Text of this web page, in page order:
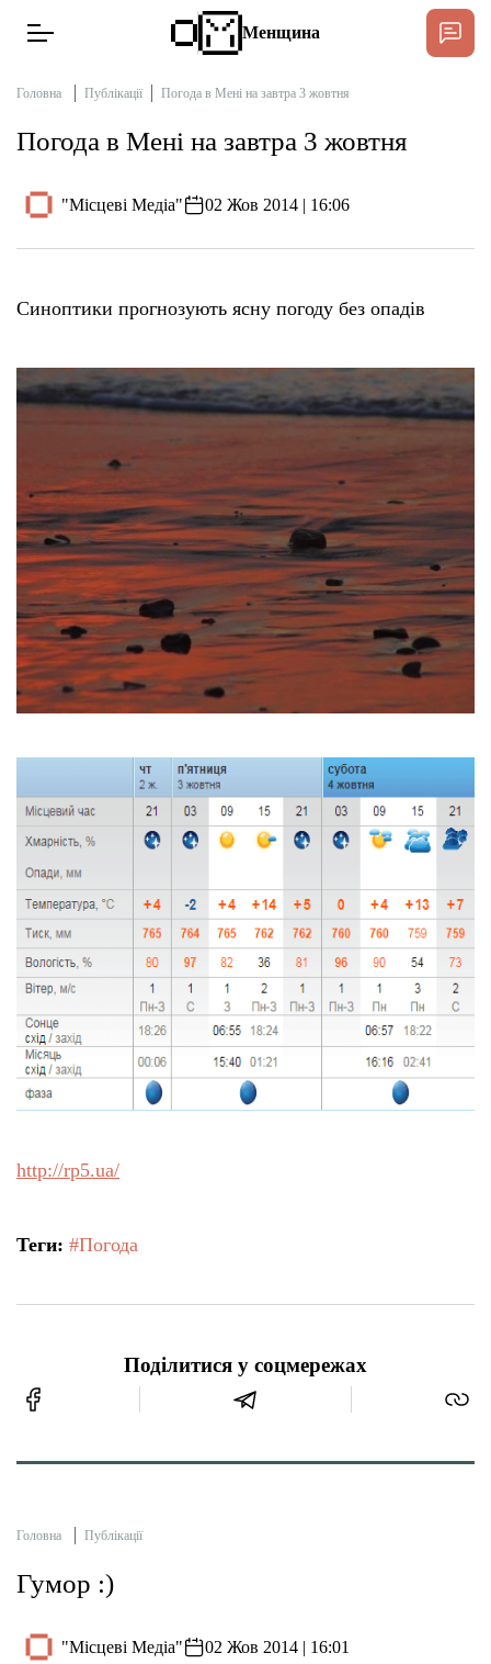
Бюджет
Тендери
Довідник
Контакти
Підтримати «місцевих»
Редакційна політика
Етичний кодекс
Менщина
Головна Публікації Погода в Мені на завтра 3 жовтня
Погода в Мені на завтра 3 жовтня
"Місцеві Медіа" 02 Жов 2014 | 16:06
Синоптики прогнозують ясну погоду без опадів
http://rp5.ua/
Теги: #Погода
Поділитися у соцмережах
Головна Публікації
Гумор :)
"Місцеві Медіа" 02 Жов 2014 | 16:01